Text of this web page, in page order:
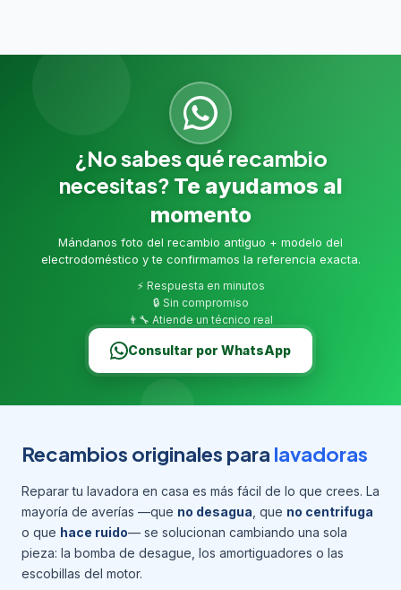
¿No sabes qué recambio
necesitas? Te ayudamos al
momento
Mándanos foto del recambio antiguo + modelo del
electrodoméstico y te confirmamos la referencia exacta.
⚡ Respuesta en minutos
🔒 Sin compromiso
👨‍🔧 Atiende un técnico real
Consultar por WhatsApp
Recambios originales para lavadoras
Reparar tu lavadora en casa es más fácil de lo que crees. La
mayoría de averías —que no desagua , que no centrifuga
o que hace ruido— se solucionan cambiando una sola
pieza: la bomba de desague, los amortiguadores o las
escobillas del motor.